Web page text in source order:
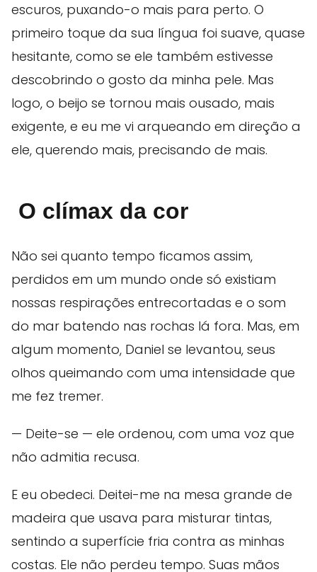
escuros, puxando-o mais para perto. O
primeiro toque da sua língua foi suave, quase
hesitante, como se ele também estivesse
descobrindo o gosto da minha pele. Mas
logo, o beijo se tornou mais ousado, mais
exigente, e eu me vi arqueando em direção a
ele, querendo mais, precisando de mais.
O clímax da cor
Não sei quanto tempo ficamos assim,
perdidos em um mundo onde só existiam
nossas respirações entrecortadas e o som
do mar batendo nas rochas lá fora. Mas, em
algum momento, Daniel se levantou, seus
olhos queimando com uma intensidade que
me fez tremer.
— Deite-se — ele ordenou, com uma voz que
não admitia recusa.
E eu obedeci. Deitei-me na mesa grande de
madeira que usava para misturar tintas,
sentindo a superfície fria contra as minhas
costas. Ele não perdeu tempo. Suas mãos